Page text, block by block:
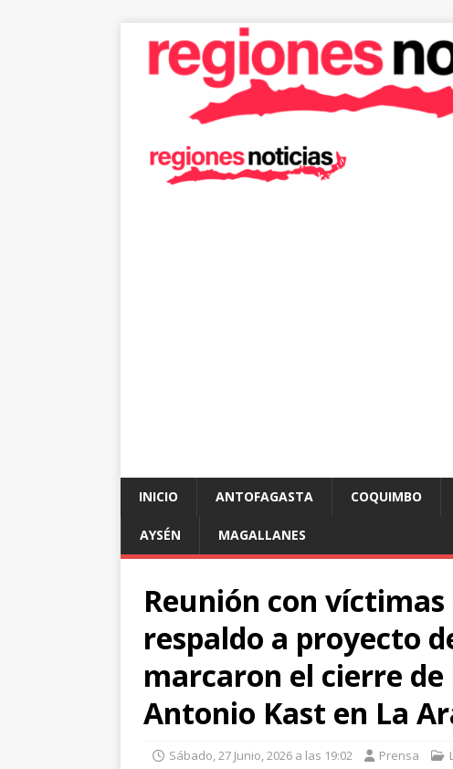
INICIO ANTOFAGASTA COQUIMBO
AYSÉN MAGALLANES
Reunión con
respaldo a proyecto
marcaron el cierre de
Antonio Kast en La
Sábado, 27 Junio, 2026 a las 19:02 Prensa